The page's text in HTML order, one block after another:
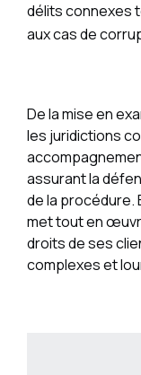
délits connexes
aux cas de
De la mise en
les juridictions
assurant la
de la procédure.
met tout en
droits de ses
complexes et